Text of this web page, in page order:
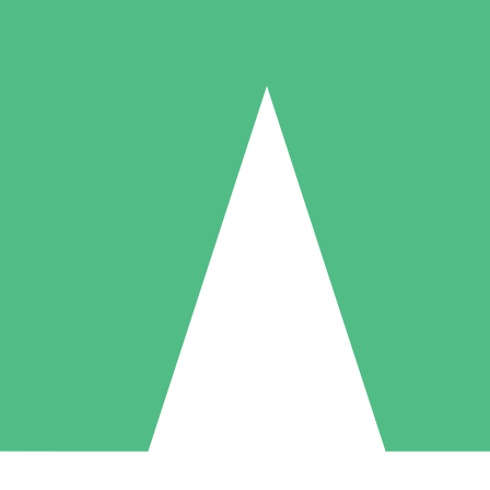
Individuelle Credit-Pakete
nach Bedarf mit Download-Credits. Keine monatliche Verpflichtung